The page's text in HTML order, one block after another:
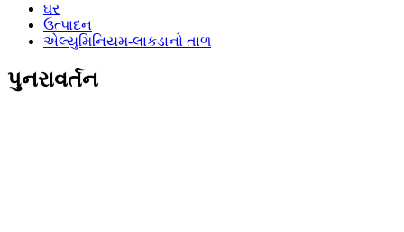
ઘર
ઉત્પાદન
એલ્યુમિનિયમ-લાકડાનો તાળ
પુનરાવર્તન